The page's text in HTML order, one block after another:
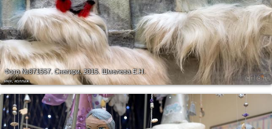
Фото №871557.Снегири. 2015. Шмелева Е.Н.
мех, коллаж